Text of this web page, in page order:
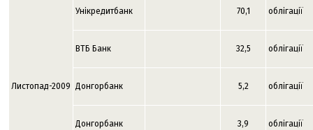
Листопад-2009
Унікредитбанк 70,1 облігації
ВТБ Банк 32,5 облігації
Донгорбанк 5,2 облігації
Донгорбанк 3,9 облігації